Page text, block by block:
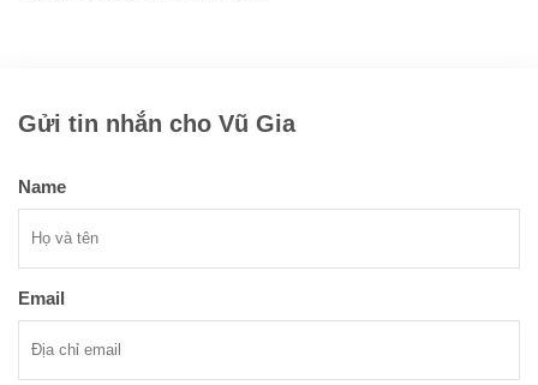
Gửi tin nhắn cho Vũ Gia
Name
Email